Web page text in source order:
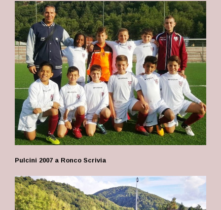
Pulcini 2007 a Ronco Scrivia